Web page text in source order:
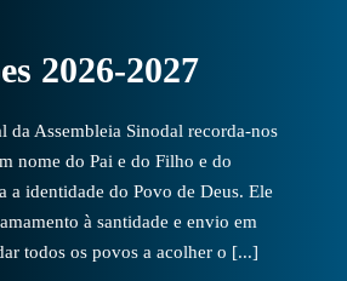
2026-2027
da Assembleia Sinodal recorda-nos
nome do Pai e do Filho e do
a identidade do Povo de Deus. Ele
à santidade e envio em
todos os povos a acolher o [...]